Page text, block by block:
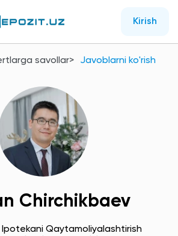
Kirish
savollar Javoblarni ko'rish
Chirchikbaev
Ipotekani Qaytamoliyalashtirish